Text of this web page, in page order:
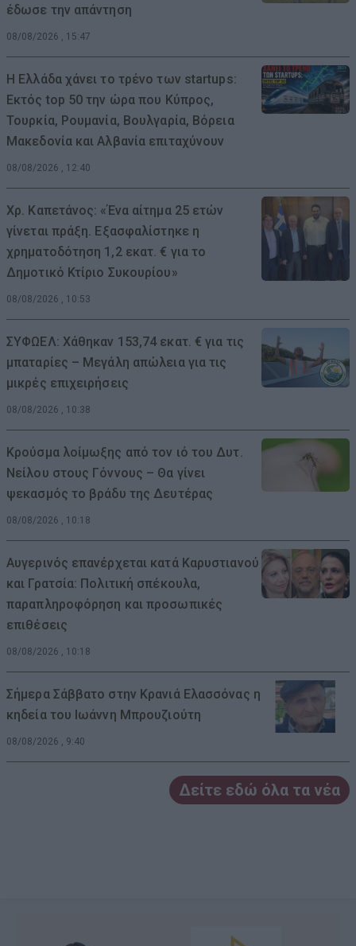
έδωσε την απάντηση
08/08/2026 , 15:47
Η Ελλάδα χάνει το τρένο των startups:
Εκτός top 50 την ώρα που Κύπρος,
Τουρκία, Ρουμανία, Βουλγαρία, Βόρεια
Μακεδονία και Αλβανία επιταχύνουν
08/08/2026 , 12:40
Χρ. Καπετάνος: «Ένα αίτημα 25 ετών
γίνεται πράξη. Εξασφαλίστηκε η
χρηματοδότηση 1,2 εκατ. € για το
Δημοτικό Κτίριο Συκουρίου»
08/08/2026 , 10:53
ΣΥΦΩΕΛ: Χάθηκαν 153,74 εκατ. € για τις
μπαταρίες – Μεγάλη απώλεια για τις
μικρές επιχειρήσεις
08/08/2026 , 10:38
Κρούσμα λοίμωξης από τον ιό του Δυτ.
Νείλου στους Γόννους – Θα γίνει
ψεκασμός το βράδυ της Δευτέρας
08/08/2026 , 10:18
Αυγερινός επανέρχεται κατά Καρυστιανού
και Γρατσία: Πολιτική σπέκουλα,
παραπληροφόρηση και προσωπικές
επιθέσεις
08/08/2026 , 10:18
Σήμερα Σάββατο στην Κρανιά Ελασσόνας η
κηδεία του Ιωάννη Μπρουζιούτη
08/08/2026 , 9:40
Δείτε εδώ όλα τα νέα